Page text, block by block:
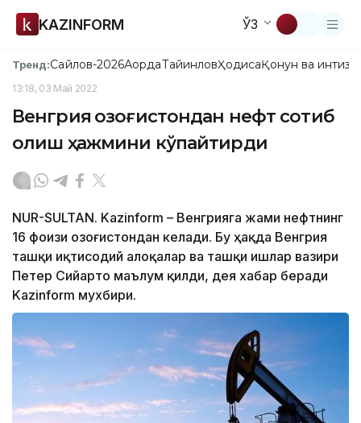
KAZINFORM ЎЗ
Тренд:Сайлов-2026АқордаТайинловҲодисаҚонун ва
13:18, 03 Май 2022
Венгрия Қозоғистондан нефт сотиб
олиш ҳажмини кўпайтирди
NUR-SULTAN. Kazinform – Венгрияга жами нефтнинг
16 фоизи Қозоғистондан келади. Бу ҳақда Венгрия
ташқи иқтисодий алоқалар ва ташқи ишлар вазири
Петер Сийарто маълум қилди, дея хабар беради
Kazinform мухбири.